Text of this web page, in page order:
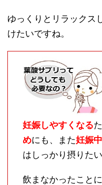
ゆっくりとリラックス
けたいですね。
妊娠しやすくなる
めにも、また妊娠
はしっかり摂りた
飲まなかったこと